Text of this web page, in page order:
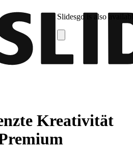
Slidesgo is also
Kreativität